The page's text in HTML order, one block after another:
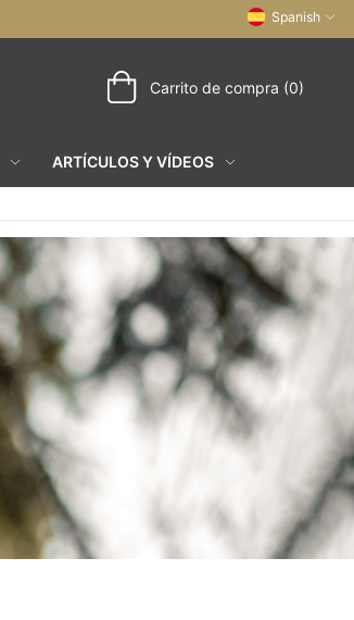
Spanish
Carrito de compra (0)
ARTÍCULOS Y VÍDEOS